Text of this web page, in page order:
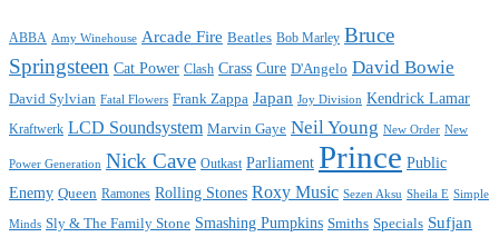
ABBA Amy Winehouse Arcade Fire Beatles Bob Marley Bruce
Springsteen Cat Power Clash Crass Cure D'Angelo David Bowie
David Sylvian Fatal Flowers Frank Zappa Japan Joy Division Kendrick Lamar
Kraftwerk LCD Soundsystem Marvin Gaye Neil Young New Order New
Power Generation Nick Cave Outkast Parliament Prince Public
Enemy Queen Ramones Rolling Stones Roxy Music Sezen Aksu Sheila E Simple
Minds Sly & The Family Stone Smashing Pumpkins Smiths Specials Sufjan